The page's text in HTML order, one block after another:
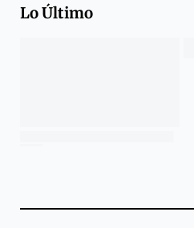
Lo Último